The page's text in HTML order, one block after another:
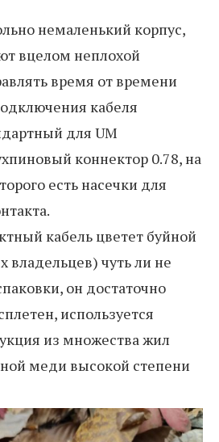
немаленький корпус,
вцелом неплохой
время от времени
кабеля
для UM
коннектор 0.78, на
есть насечки для
кабель цветет буйной
владельцев) чуть ли не
он достаточно
используется
из множества жил
меди высокой степени